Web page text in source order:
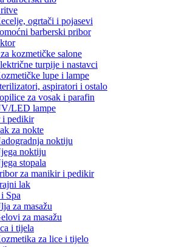
ogrtači i pojasevi
barberski pribor
kozmetičke salone
turpije i nastavci
lupe i lampe
aspiratori i ostalo
za vosak i parafin
LED lampe
pedikir
za nokte
noktiju
noktiju
stopala
za manikir i pedikir
lak
Spa
za masažu
za masažu
i tijela
za lice i tijelo